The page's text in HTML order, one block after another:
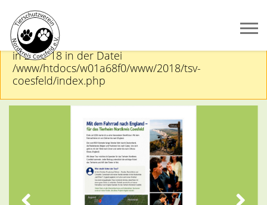
PHP-Warnung
Undefined array key "dateiname"
in Zeile 18 in der Datei
/www/htdocs/w01a68f0/www/2018/tsv-
coesfeld/index.php